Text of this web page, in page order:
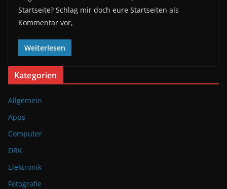
Startseite? Schlag mir doch eure Startseiten als
Kommentar vor,
Weiterlesen
Kategorien
Allgemein
Apps
Computer
DRK
Elektronik
Fotografie